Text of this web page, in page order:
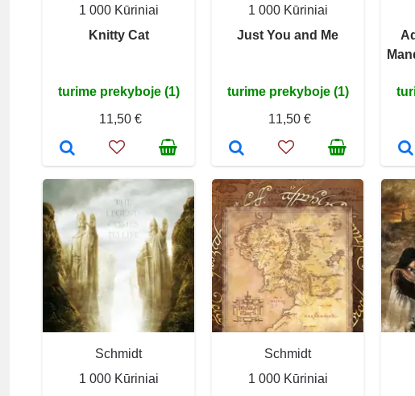
1 000 Kūriniai
Knitty Cat
turime prekyboje (1)
11,50 €
1 000 Kūriniai
Just You and Me
turime prekyboje (1)
11,50 €
Schmidt
1 000 Kūriniai
Schmidt
1 000 Kūriniai